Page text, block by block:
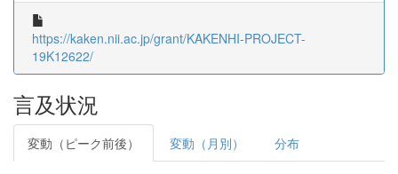
https://kaken.nii.ac.jp/grant/KAKENHI-PROJECT-
19K12622/
言及状況
変動（ピーク前後） 変動（月別） 分布